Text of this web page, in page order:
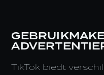
TikTok biedt